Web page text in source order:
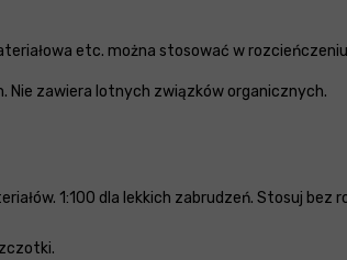
etc. można stosować w
Nie zawiera lotnych związków organicznych.
1:100 dla lekkich zabrudzeń. Stosuj